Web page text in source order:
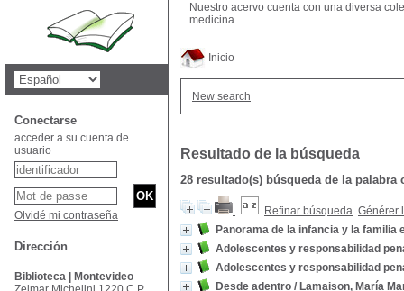
Inicio
New search
Resultado de la búsqueda
28 resultado(s) búsqueda de la palabra
Refinar búsqueda Générer
Panorama de la infancia y la familia
Adolescentes y responsabilidad
Adolescentes y responsabilidad
Desde adentro / Lamaison, María
Nuestro acervo cuenta con una diversa
medicina.
Conectarse
acceder a su cuenta de
usuario
Olvidé mi contraseña
Dirección
Biblioteca | Montevideo